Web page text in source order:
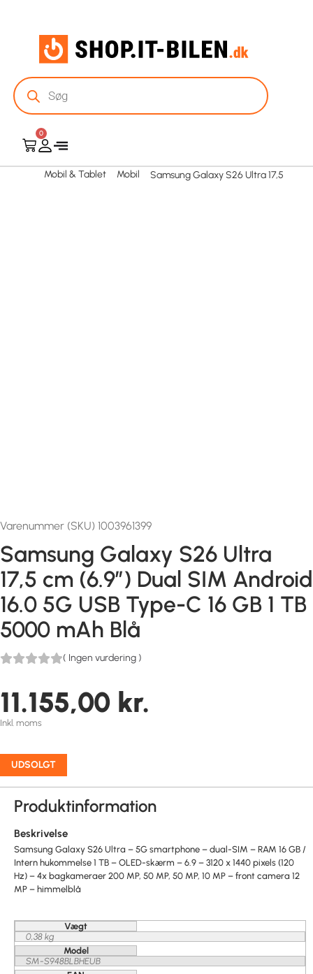
0
Mobil & Tablet Mobil Samsung Galaxy S26 Ultra 17,5
Varenummer (SKU) 1003961399
Samsung Galaxy S26 Ultra
17,5 cm (6.9″) Dual SIM Android
16.0 5G USB Type-C 16 GB 1 TB
5000 mAh Blå
( Ingen vurdering )
11.155,00 kr.
Inkl. moms
UDSOLGT
Produktinformation
Beskrivelse
Samsung Galaxy S26 Ultra – 5G smartphone – dual-SIM – RAM 16 GB /
Intern hukommelse 1 TB – OLED-skærm – 6.9 – 3120 x 1440 pixels (120
Hz) – 4x bagkameraer 200 MP, 50 MP, 50 MP, 10 MP – front camera 12
MP – himmelblå
Vægt
0,38 kg
Model
SM-S948BLBHEUB